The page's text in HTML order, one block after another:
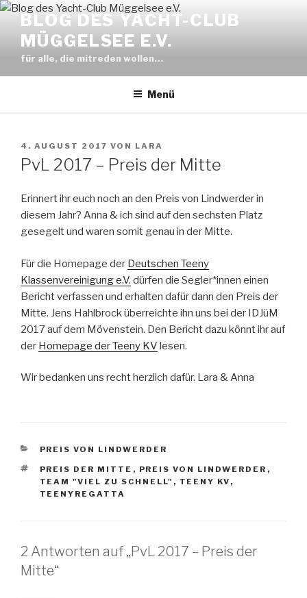
Zum
Inhalt
springen
BLOG DES YACHT-CLUB
MÜGGELSEE E.V.
für alle, die mitreden wollen…
Menü
VERÖFFENTLICHT
AM
4. AUGUST 2017 VON LARA
PvL 2017 – Preis der Mitte
Erinnert ihr euch noch an den Preis von Lindwerder in
diesem Jahr? Anna & ich sind auf den sechsten Platz
gesegelt und waren somit genau in der Mitte.
Für die Homepage der Deutschen Teeny
Klassenvereinigung e.V. dürfen die Segler*innen einen
Bericht verfassen und erhalten dafür dann den Preis der
Mitte. Jens Hahlbrock überreichte ihn uns bei der IDJüM
2017 auf dem Mövenstein. Den Bericht dazu könnt ihr auf
der Homepage der Teeny KV lesen.
Wir bedanken uns recht herzlich dafür. Lara & Anna
KATEGORIEN
PREIS VON LINDWERDER
SCHLAGWÖRTER
PREIS DER MITTE , PREIS VON LINDWERDER ,
TEAM "VIEL ZU SCHNELL" , TEENY KV ,
TEENYREGATTA
2 Antworten auf „PvL 2017 – Preis der
Mitte“